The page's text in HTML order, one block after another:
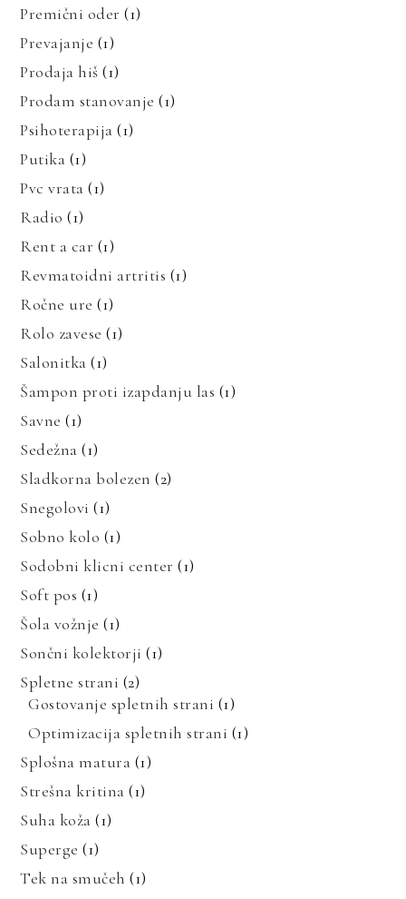
Premični oder (1)
Prevajanje (1)
Prodaja hiš (1)
Prodam stanovanje (1)
Psihoterapija (1)
Putika (1)
Pvc vrata (1)
Radio (1)
Rent a car (1)
Revmatoidni artritis (1)
Ročne ure (1)
Rolo zavese (1)
Salonitka (1)
Šampon proti izapdanju las (1)
Savne (1)
Sedežna (1)
Sladkorna bolezen (2)
Snegolovi (1)
Sobno kolo (1)
Sodobni klicni center (1)
Soft pos (1)
Šola vožnje (1)
Sončni kolektorji (1)
Spletne strani (2)
Gostovanje spletnih strani (1)
Optimizacija spletnih strani (1)
Splošna matura (1)
Strešna kritina (1)
Suha koža (1)
Superge (1)
Tek na smučeh (1)